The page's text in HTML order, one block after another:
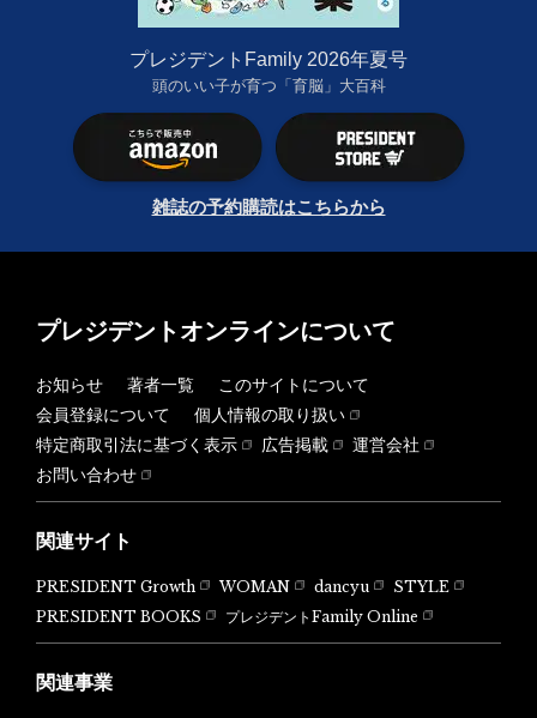
プレジデントFamily 2026年夏号
頭のいい子が育つ「育脳」大百科
雑誌の予約購読はこちらから
プレジデントオンラインについて
お知らせ 著者一覧
このサイトについて
会員登録について
個人情報の取り扱い
特定商取引法に基づく表示
広告掲載
運営会社
お問い合わせ
関連サイト
PRESIDENT Growth WOMAN dancyu
STYLE
PRESIDENT BOOKS
プレジデントFamily Online
関連事業